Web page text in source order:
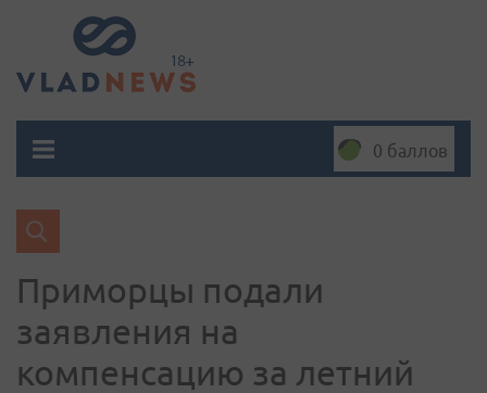
0 баллов
Приморцы подали
заявления на
компенсацию за летний